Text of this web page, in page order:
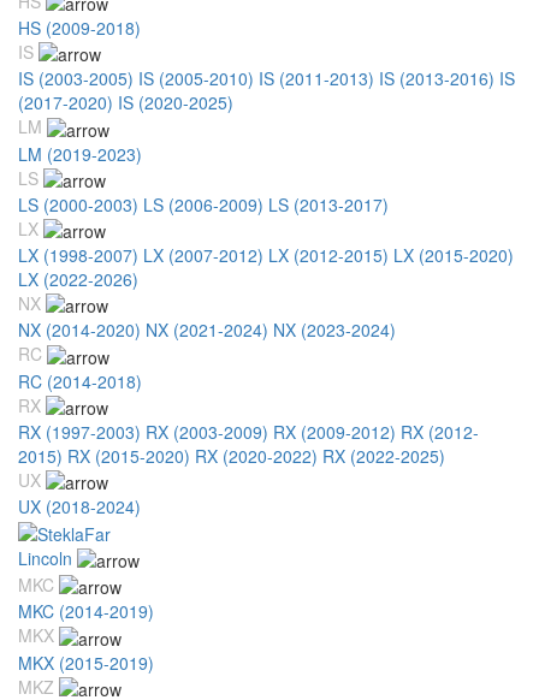
HS (2009-2018)
IS
IS (2003-2005) IS (2005-2010) IS (2011-2013) IS (2013-2016) IS
(2017-2020) IS (2020-2025)
LM
LM (2019-2023)
LS
LS (2000-2003) LS (2006-2009) LS (2013-2017)
LX
LX (1998-2007) LX (2007-2012) LX (2012-2015) LX (2015-2020)
LX (2022-2026)
NX
NX (2014-2020) NX (2021-2024) NX (2023-2024)
RC
RC (2014-2018)
RX
RX (1997-2003) RX (2003-2009) RX (2009-2012) RX (2012-
2015) RX (2015-2020) RX (2020-2022) RX (2022-2025)
UX
UX (2018-2024)
Lincoln
MKC
MKC (2014-2019)
MKX
MKX (2015-2019)
MKZ